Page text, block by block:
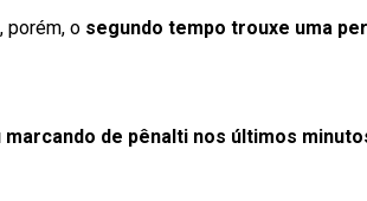
porém, o segundo tempo trouxe uma
marcando de pênalti nos últimos